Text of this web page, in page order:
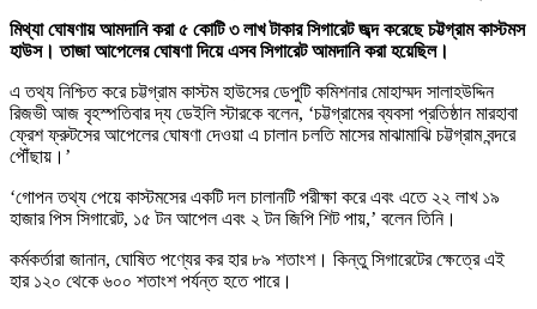
মিথ্যা ঘোষণায় আমদানি করা ৫ কোটি ৩ লাখ টাকার সিগারেট জব্দ করেছে চট্টগ্রাম কাস্টমস
হাউস। তাজা আপেলের ঘোষণা দিয়ে এসব সিগারেট আমদানি করা হয়েছিল।
এ তথ্য নিশ্চিত করে চট্টগ্রাম কাস্টম হাউসের ডেপুটি কমিশনার মোহাম্মদ সালাহউদ্দিন
রিজভী আজ বৃহস্পতিবার দ্য ডেইলি স্টারকে বলেন, ‘চট্টগ্রামের ব্যবসা প্রতিষ্ঠান মারহাবা
ফ্রেশ ফ্রুটসের আপেলের ঘোষণা দেওয়া এ চালান চলতি মাসের মাঝামাঝি চট্টগ্রাম বন্দরে
পৌঁছায়।’
‘গোপন তথ্য পেয়ে কাস্টমসের একটি দল চালানটি পরীক্ষা করে এবং এতে ২২ লাখ ১৯
হাজার পিস সিগারেট, ১৫ টন আপেল এবং ২ টন জিপি শিট পায়,’ বলেন তিনি।
কর্মকর্তারা জানান, ঘোষিত পণ্যের কর হার ৮৯ শতাংশ। কিন্তু সিগারেটের ক্ষেত্রে এই
হার ১২০ থেকে ৬০০ শতাংশ পর্যন্ত হতে পারে।